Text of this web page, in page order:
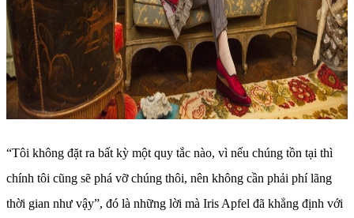
“Tôi không đặt ra bất kỳ một quy tắc nào, vì nếu chúng tồn tại thì
chính tôi cũng sẽ phá vỡ chúng thôi, nên không cần phải phí lãng
thời gian như vậy”, đó là những lời mà Iris Apfel đã khẳng định với